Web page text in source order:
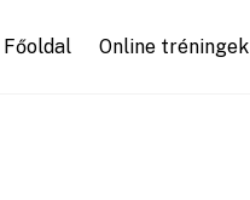
Főoldal Online tréningek